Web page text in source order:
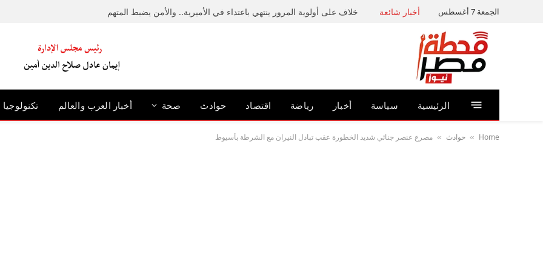
الجمعة 7 أغسطس أخبار شائعة خلاف على أولوية المرور ينتهي باعتداء في الأميرية.. والأمن يضبط المتهم
الرئيسية سياسة أخبار رياضة اقتصاد حوادث صحة أخبار العرب والعالم تكنولوجيا
Home
» حوادث » مصرع عنصر جنائي شديد الخطورة عقب تبادل النيران مع الشرطة بأسيوط